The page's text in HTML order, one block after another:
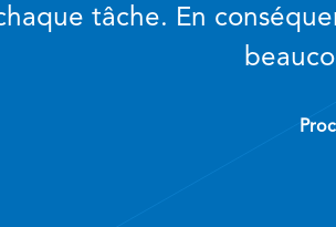
tâche. En